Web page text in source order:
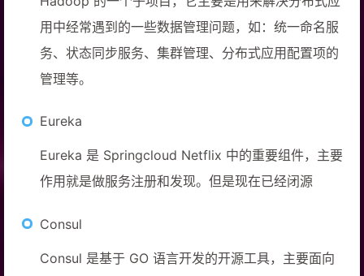
用中经常遇到的一些数据管理问题，如：统一命名服
务、状态同步服务、集群管理、分布式应用配置项的
管理等。
Eureka
Eureka 是 Springcloud Netflix 中的重要组件，主要
作用就是做服务注册和发现。但是现在已经闭源
Consul
Consul 是基于 GO 语言开发的开源工具，主要面向